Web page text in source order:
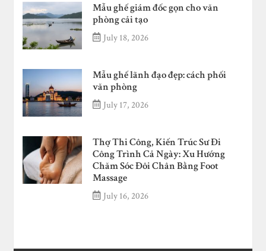
Mẫu ghế giám đốc gọn cho văn
phòng cải tạo
July 18, 2026
Mẫu ghế lãnh đạo đẹp: cách phối
văn phòng
July 17, 2026
Thợ Thi Công, Kiến Trúc Sư Đi
Công Trình Cả Ngày: Xu Hướng
Chăm Sóc Đôi Chân Bằng Foot
Massage
July 16, 2026